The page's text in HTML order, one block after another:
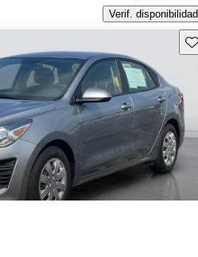
Verif. disponibilidad